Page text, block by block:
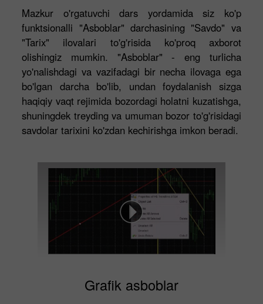
Mazkur o'rgatuvchi dars yordamida siz ko'p
funktsionalli "Asboblar" darchasining "Savdo" va
"Tarix" ilovalari to'g'risida ko'proq axborot
olishingiz mumkin. "Asboblar" - eng turlicha
yo'nalishdagi va vazifadagi bir necha ilovaga ega
bo'lgan darcha bo'lib, undan foydalanish sizga
haqiqiy vaqt rejimida bozordagi holatni kuzatishga,
shuningdek treyding va umuman bozor to'g'risidagi
savdolar tarixini ko'zdan kechirishga imkon beradi.
Grafik asboblar